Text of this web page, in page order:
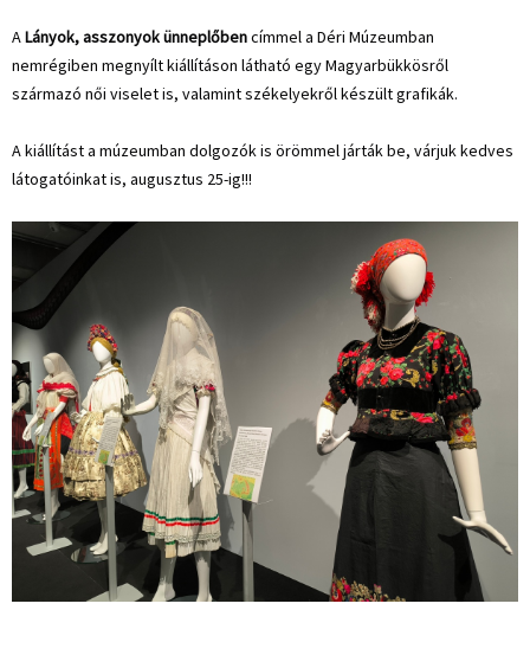
ALányok, asszonyok ünneplőbencímmel a Déri Múzeumban
nemrégiben megnyílt kiállításon látható egy Magyarbükkösről
származó női viselet is, valamint székelyekről készült grafikák.
A kiállítást a múzeumban dolgozók is örömmel járták be, várjuk kedves
látogatóinkat is, augusztus 25-ig!!!